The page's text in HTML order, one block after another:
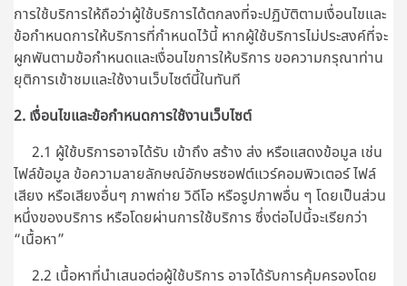
การใช้บริการให้ถือว่าผู้ใช้บริการได้ตกลงที่จะปฏิบัติตามเงื่อนไขและ
ข้อกำหนดการให้บริการที่กำหนดไว้นี้ หากผู้ใช้บริการไม่ประสงค์ที่จะ
ผูกพันตามข้อกำหนดและเงื่อนไขการให้บริการ ขอความกรุณาท่าน
ยุติการเข้าชมและใช้งานเว็บไซต์นี้ในทันที
2. เงื่อนไขและข้อกำหนดการใช้งานเว็บไซต์
2.1 ผู้ใช้บริการอาจได้รับ เข้าถึง สร้าง ส่ง หรือแสดงข้อมูล เช่น
ไฟล์ข้อมูล ข้อความลายลักษณ์อักษรซอฟต์แวร์คอมพิวเตอร์ ไฟล์
เสียง หรือเสียงอื่นๆ ภาพถ่าย วิดีโอ หรือรูปภาพอื่น ๆ โดยเป็นส่วน
หนึ่งของบริการ หรือโดยผ่านการใช้บริการ ซึ่งต่อไปนี้จะเรียกว่า
“เนื้อหา”
2.2 เนื้อหาที่นำเสนอต่อผู้ใช้บริการ อาจได้รับการคุ้มครองโดย